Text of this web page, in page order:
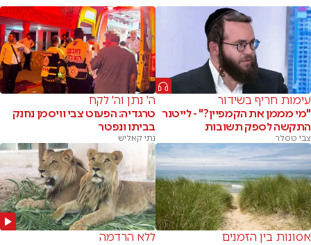
עימות חריף בשידור
"מי מממן את הקמפיין?" - לייטנר
התקשה לספק תשובות
צבי טסלר
ה' נתן וה' לקח
טרגדיה: הפעוט צבי וויסמן נחנק
בביתו ונפטר
נתי קאליש
אסונות בין הזמנים
ללא הרדמה